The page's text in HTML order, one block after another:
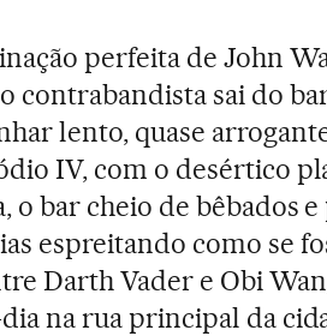
perfeita de John
contrabandista sai do
lento, quase
IV, com o desértico
o bar cheio de bêbados
espreitando como se
Darth Vader e Obi
na rua principal da